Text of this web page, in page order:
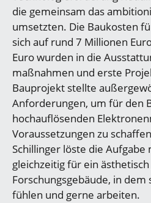
die gemeinsam das
umsetzten. Die Baukosten
sich auf rund 7 Millionen
Euro wurden in die
maßnahmen und erste
Bauprojekt stellte
Anforderungen, um für den
hochauflösenden
Voraussetzungen zu
Schillinger löste die
gleichzeitig für ein
Forschungsgebäude, in
fühlen und gerne arbeiten.